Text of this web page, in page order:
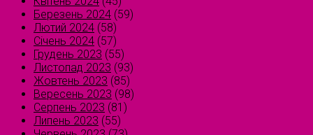
Березень 2024 (59)
Лютий 2024 (58)
Січень 2024 (57)
Грудень 2023 (55)
Листопад 2023 (93)
Жовтень 2023 (85)
Вересень 2023 (98)
Серпень 2023 (81)
Липень 2023 (55)